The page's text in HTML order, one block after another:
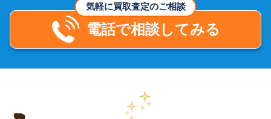
気軽に買取査定のご相談
電話で相談してみる